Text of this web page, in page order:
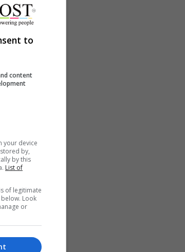
to
content
your device
by,
by this
List of
of legitimate
Look
or